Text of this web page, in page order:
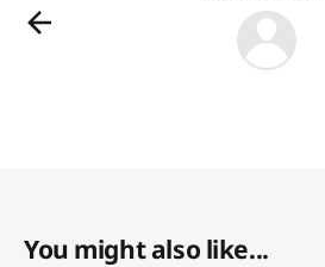
You might also like...